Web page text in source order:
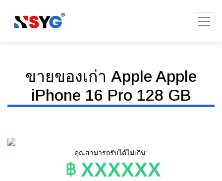
ขายของเก่า Apple Apple
iPhone 16 Pro 128 GB
คุณสามารถรับได้ไม่เกิน:
XXXXXX